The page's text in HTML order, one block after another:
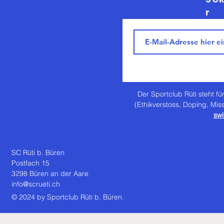
r
Der Sportclub Rüti steht
(Ethikverstoss, Doping,
SC Rüti b. Büren
Postfach 15
3298 Büren an der Aare
info@scrueti.ch
© 2024 by Sportclub Rüti b. Büren.